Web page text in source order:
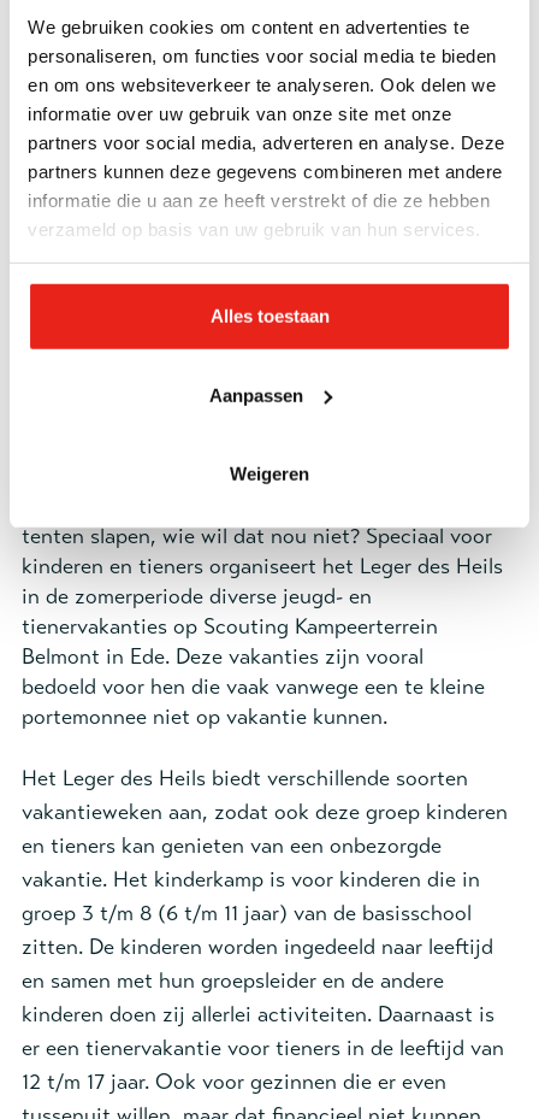
We gebruiken cookies om content en advertenties te
personaliseren, om functies voor social media te bieden
en om ons websiteverkeer te analyseren. Ook delen we
informatie over uw gebruik van onze site met onze
partners voor social media, adverteren en analyse. Deze
partners kunnen deze gegevens combineren met andere
informatie die u aan ze heeft verstrekt of die ze hebben
verzameld op basis van uw gebruik van hun services.
Alles toestaan
Aanpassen
Weigeren
is ook een hele goede manier om met anderen in
contact te komen. Door kinderen en jongeren in de
wijk op te zoeken en samen met hen te sporten
helpen we hen om nieuwe vriendschappen te sluiten
en groeit er verbinding met onze jeugdwerkers.
Vanuit deze relaties gaan we al spelend en sportend
op weg met kinderen en jongeren, bouwen we aan
vertrouwen, aan respect voor elkaar en creëren we
ruimte voor gesprekken over geloof en zingeving in
Samen avonturen beleven in het bos, spelletjes
tenten slapen, wie wil dat nou niet? Speciaal voor
kinderen en tieners organiseert het Leger des Heils
in de zomerperiode diverse jeugd- en
tienervakanties op Scouting Kampeerterrein
Belmont in Ede. Deze vakanties zijn vooral
bedoeld voor hen die vaak vanwege een te kleine
portemonnee niet op vakantie kunnen.
Het Leger des Heils biedt verschillende soorten
vakantieweken aan, zodat ook deze groep kinderen
en tieners kan genieten van een onbezorgde
vakantie. Het kinderkamp is voor kinderen die in
groep 3 t/m 8 (6 t/m 11 jaar) van de basisschool
zitten. De kinderen worden ingedeeld naar leeftijd
en samen met hun groepsleider en de andere
kinderen doen zij allerlei activiteiten. Daarnaast is
er een tienervakantie voor tieners in de leeftijd van
12 t/m 17 jaar. Ook voor gezinnen die er even